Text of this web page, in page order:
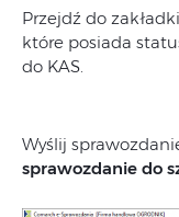
Przejdź do zakładki
które posiada
do KAS.
Wyślij
sprawozdanie do